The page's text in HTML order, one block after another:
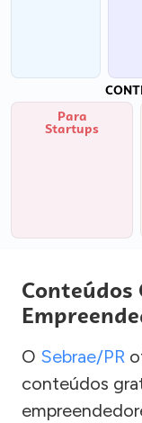
Para
Startups
O Sebrae/PR
conteúdos